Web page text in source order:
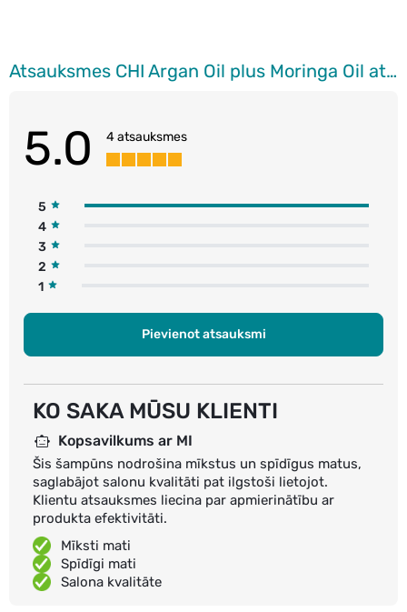
Atsauksmes CHI Argan Oil plus Moringa Oil atjaunojošs šampūns ar eksotiskām eļļām, 340ml
5.0 4 atsauksmes
5
4
3
2
1
Pievienot atsauksmi
KO SAKA MŪSU KLIENTI
Kopsavilkums ar MI
Šis šampūns nodrošina mīkstus un spīdīgus matus,
saglabājot salonu kvalitāti pat ilgstoši lietojot.
Klientu atsauksmes liecina par apmierinātību ar
produkta efektivitāti.
Mīksti mati
Spīdīgi mati
Salona kvalitāte